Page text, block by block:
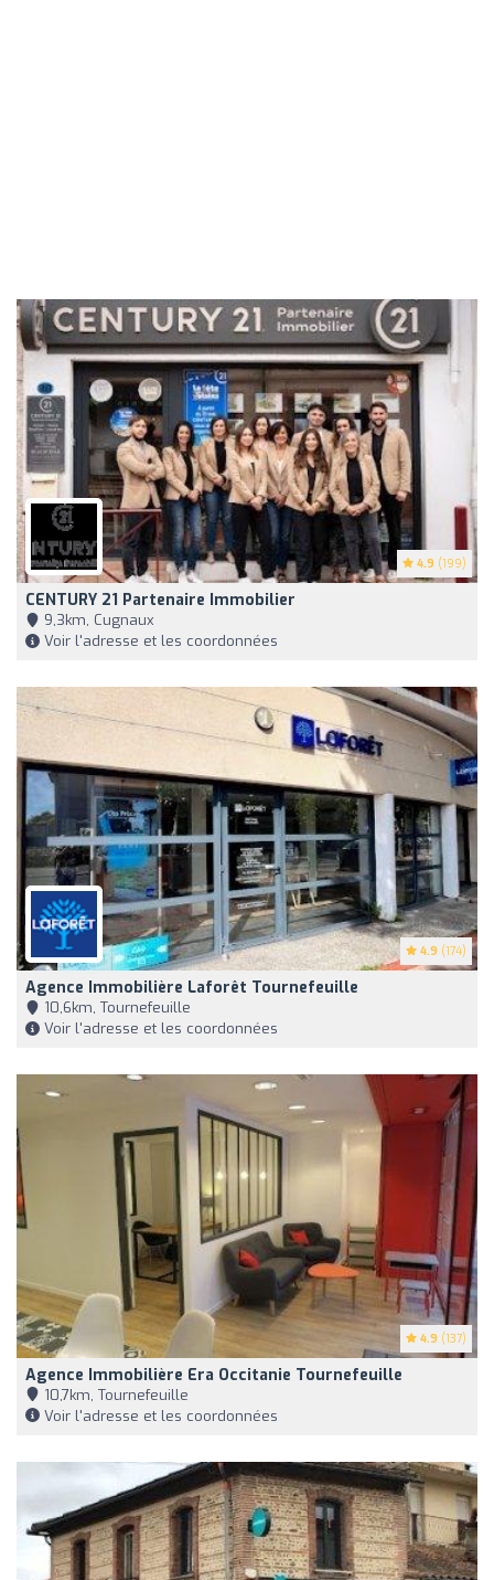
4.9 (199)
CENTURY 21 Partenaire Immobilier
9,3km, Cugnaux
Voir l'adresse et les coordonnées
4.9 (174)
Agence Immobilière Laforêt Tournefeuille
10,6km, Tournefeuille
Voir l'adresse et les coordonnées
4.9 (137)
Agence Immobilière Era Occitanie Tournefeuille
10,7km, Tournefeuille
Voir l'adresse et les coordonnées